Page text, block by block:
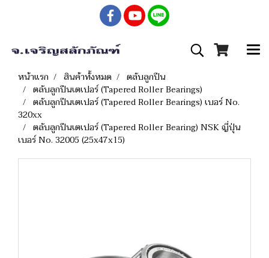
หน้าแรก สินค้าทั้งหมด
ตลับลูกปืน
ตลับลูกปืนเตเปอร์ (Tapered Roller Bearings)
ตลับลูกปืนเตเปอร์ (Tapered Roller Bearings) เบอร์ No.
320xx
ตลับลูกปืนเตเปอร์ (Tapered Roller Bearing) NSK ญี่ปุ่น
เบอร์ No. 32005 (25x47x15)